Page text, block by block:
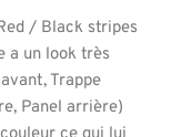
/ Black stripes
a un look très
Trappe
Panel arrière)